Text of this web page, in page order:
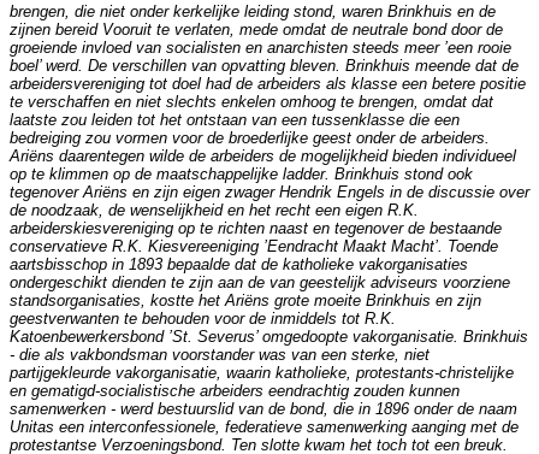
brengen, die niet onder kerkelijke leiding stond, waren Brinkhuis en de
zijnen bereid Vooruit te verlaten, mede omdat de neutrale bond door de
groeiende invloed van socialisten en anarchisten steeds meer ’een rooie
boel’ werd. De verschillen van opvatting bleven. Brinkhuis meende dat de
arbeidersvereniging tot doel had de arbeiders als klasse een betere positie
te verschaffen en niet slechts enkelen omhoog te brengen, omdat dat
laatste zou leiden tot het ontstaan van een tussenklasse die een
bedreiging zou vormen voor de broederlijke geest onder de arbeiders.
Ariëns daarentegen wilde de arbeiders de mogelijkheid bieden individueel
op te klimmen op de maatschappelijke ladder. Brinkhuis stond ook
tegenover Ariëns en zijn eigen zwager Hendrik Engels in de discussie over
de noodzaak, de wenselijkheid en het recht een eigen R.K.
arbeiderskiesvereniging op te richten naast en tegenover de bestaande
conservatieve R.K. Kiesvereeniging ’Eendracht Maakt Macht’. Toende
aartsbisschop in 1893 bepaalde dat de katholieke vakorganisaties
ondergeschikt dienden te zijn aan de van geestelijk adviseurs voorziene
standsorganisaties, kostte het Ariëns grote moeite Brinkhuis en zijn
geestverwanten te behouden voor de inmiddels tot R.K.
Katoenbewerkersbond ’St. Severus’ omgedoopte vakorganisatie. Brinkhuis
- die als vakbondsman voorstander was van een sterke, niet
partijgekleurde vakorganisatie, waarin katholieke, protestants-christelijke
en gematigd-socialistische arbeiders eendrachtig zouden kunnen
samenwerken - werd bestuurslid van de bond, die in 1896 onder de naam
Unitas een interconfessionele, federatieve samenwerking aanging met de
protestantse Verzoeningsbond. Ten slotte kwam het toch tot een breuk.